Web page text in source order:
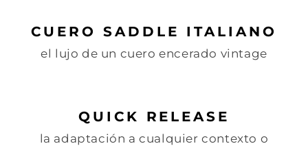
CUERO SADDLE ITALIANO
el lujo de un cuero encerado vintage
QUICK RELEASE
la adaptación a cualquier contexto o